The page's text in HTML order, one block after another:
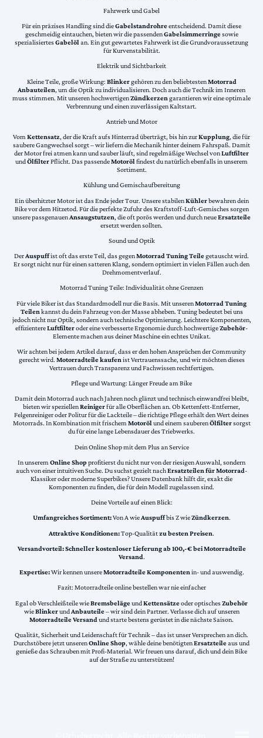
Fahrwerk und Gabel
Für ein präzises Handling sind dieGabelstandrohreentscheidend. Damit diese
geschmeidig eintauchen, bieten wir die passendenGabelsimmerringesowie
spezialisiertesGabelölan. Ein gut gewartetes Fahrwerk ist die Grundvoraussetzung
für Kurvenstabilität.
Elektrik und Sichtbarkeit
Kleine Teile, große Wirkung: Blinkergehören zu den beliebtestenMotorrad
Anbauteilen, um die Optik zu individualisieren. Doch auch die Technik im Inneren
muss stimmen. Mit unseren hochwertigenZündkerzen garantieren wir eine optimale
Verbrennung und einen zuverlässigen Kaltstart.
Antrieb und Motor
VomKettensatz, der die Kraft aufs Hinterrad überträgt, bis hin zurKupplung, die für
saubere Gangwechsel sorgt – wir liefern die Mechanik hinter deinem Fahrspaß. Damit
der Motor frei atmen kann und sauber läuft, sind regelmäßige Wechsel vonLuftfilter
undÖlfilterPflicht. Das passendeMotorölfindest du natürlich ebenfalls in unserem
Sortiment.
Kühlung und Gemischaufbereitung
Ein überhitzter Motor ist das Ende jeder Tour. Unsere stabilenKühlerbewahren dein
Bike vor dem Hitzetod. Für die perfekte Zufuhr des Kraftstoff-Luft-Gemisches sorgen
unsere passgenauenAnsaugstutzen, die oft porös werden und durch neueErsatzteile
ersetzt werden sollten.
Sound und Optik
DerAuspuffist oft das erste Teil, das gegenMotorrad Tuning Teilegetauscht wird.
Er sorgt nicht nur für einen satteren Klang, sondern optimiert in vielen Fällen auch den
Drehmomentverlauf.
Motorrad Tuning Teile: Individualität ohne Grenzen
Für viele Biker ist das Standardmodell nur die Basis. Mit unserenMotorrad Tuning
Teilen kannst du dein Fahrzeug von der Masse abheben. Tuning bedeutet bei uns
jedoch nicht nur Optik, sondern auch technische Optimierung. Leichtere Komponenten,
effizientereLuftfilteroder eine verbesserte Ergonomie durch hochwertigeZubehör-
Elemente machen aus deiner Maschine ein echtes Unikat.
Wir achten bei jedem Artikel darauf, dass er den hohen Ansprüchen der Community
gerecht wird. Motorradteile kaufen ist Vertrauenssache, und wir möchten dieses
Vertrauen durch Transparenz und Fachwissen rechtfertigen.
Pflege und Wartung: Länger Freude am Bike
Damit dein Motorrad auch nach Jahren noch glänzt und technisch einwandfrei bleibt,
bieten wir speziellenReinigerfür alle Oberflächen an. Ob Kettenfett-Entferner,
Felgenreiniger oder Politur für die Lackteile – die richtige Pflege erhält den Wert deines
Motorrads. In Kombination mit frischemMotorölund einem sauberenÖlfiltersorgst
du für eine lange Lebensdauer des Triebwerks.
Dein Online Shop mit dem Plus an Service
In unserem Online Shopprofitierst du nicht nur von der riesigen Auswahl, sondern
auch von einer intuitiven Suche. Du suchst gezielt nachErsatzteilen für Motorrad-
Klassiker oder moderne Superbikes? Unsere Datenbank hilft dir, exakt die
Komponenten zu finden, die für dein Modell zugelassen sind.
Deine Vorteile auf einen Blick:
Umfangreiches Sortiment:Von A wieAuspuffbis Z wieZündkerzen.
Attraktive Konditionen:Top-Qualitätzu besten Preisen.
Versandvorteil:Schneller kostenloser Lieferung ab 100,-€ bei Motorradteile
Versand.
Expertise:Wir kennen unsereMotorradteile Komponentenin- und auswendig.
Fazit: Motorradteile online bestellen war nie einfacher
Egal ob Verschleißteile wieBremsbelägeundKettensätzeoder optischesZubehör
wieBlinkerundAnbauteile– wir sind dein Partner. Verlasse dich auf unseren
Motorradteile Versand und starte bestens gerüstet in die nächste Saison.
Qualität, Sicherheit und Leidenschaft für Technik – das ist unser Versprechen an dich.
Durchstöbere jetzt unserenOnline Shop, wähle deine benötigtenErsatzteileaus und
genieße das Schrauben mit Profi-Material. Wir freuen uns darauf, dich und dein Bike
auf der Straße zu unterstützen!